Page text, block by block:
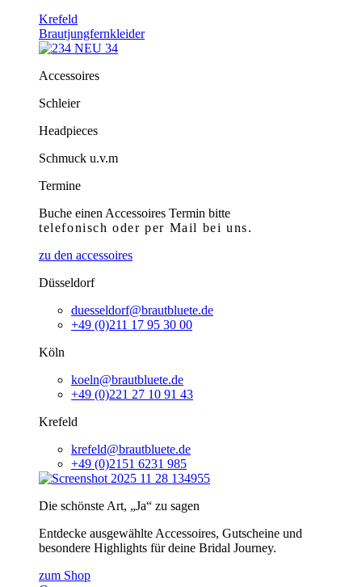
Krefeld
Brautjungfernkleider
Accessoires
Schleier
Headpieces
Schmuck u.v.m
Termine
Buche einen Accessoires Termin bitte
telefonischoder per Mail bei uns.
zu den accessoires
Düsseldorf
duesseldorf@brautbluete.de
+49 (0)211 17 95 30 00
Köln
koeln@brautbluete.de
+49 (0)221 27 10 91 43
Krefeld
krefeld@brautbluete.de
+49 (0)2151 6231 985
Die schönste Art, „Ja“ zu sagen
Entdecke ausgewählte Accessoires, Gutscheine und
besondere Highlights für deine Bridal Journey.
zum Shop